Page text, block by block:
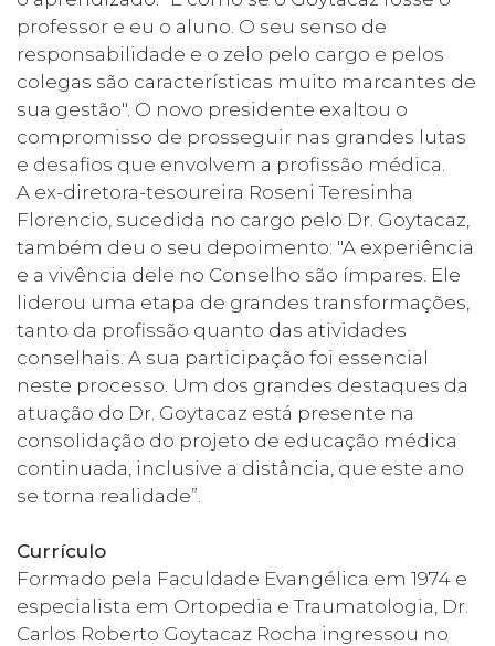
professor e eu o aluno. O seu senso de
responsabilidade e o zelo pelo cargo e pelos
colegas são características muito marcantes de
sua gestão". O novo presidente exaltou o
compromisso de prosseguir nas grandes lutas
e desafios que envolvem a profissão médica.
A ex-diretora-tesoureira Roseni Teresinha
Florencio, sucedida no cargo pelo Dr. Goytacaz,
também deu o seu depoimento: "A experiência
e a vivência dele no Conselho são ímpares. Ele
liderou uma etapa de grandes transformações,
tanto da profissão quanto das atividades
conselhais. A sua participação foi essencial
neste processo. Um dos grandes destaques da
atuação do Dr. Goytacaz está presente na
consolidação do projeto de educação médica
continuada, inclusive a distância, que este ano
se torna realidade”.
Currículo
Formado pela Faculdade Evangélica em 1974 e
especialista em Ortopedia e Traumatologia, Dr.
Carlos Roberto Goytacaz Rocha ingressou no